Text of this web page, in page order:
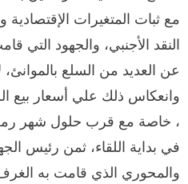
مع ثبات المتغيرات
النقد الأجنبي، والجهود التي
عن العديد من السلع بالموانئ،
وانعكاس ذلك علي أسعار بيع
، خاصة مع قرب حلول شهر
في بداية اللقاء، ثمن رئيس
والمحوري الذي قامت به الغرف